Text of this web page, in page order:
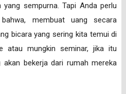
sempurna. Tapi Anda perlu
membuat uang secara
bicara yang sering kita temui di
atau mungkin seminar, jika itu
bekerja dari rumah mereka